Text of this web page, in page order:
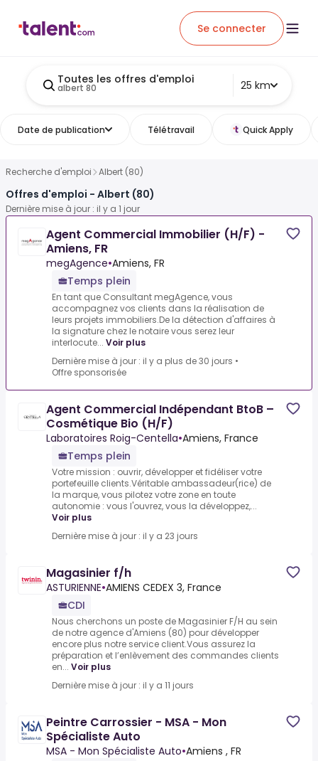
Se connecter
Toutes les offres d'emploi
albert 80 25 km
Date de publication Télétravail Quick Apply
Recherche d'emploi Albert (80)
Offres d'emploi - Albert (80)
Dernière mise à jour : il y a 1 jour
Agent Commercial Immobilier (H/F) -
Amiens, FR
megAgence•Amiens, FR
Temps plein
En tant que Consultant megAgence, vous
accompagnez vos clients dans la réalisation de
leurs projets immobiliers.De la détection d'affaires à
la signature chez le notaire vous serez leur
interlocute... Voir plus
Dernière mise à jour : il y a plus de 30 jours •
Offre sponsorisée
Agent Commercial Indépendant BtoB –
Cosmétique Bio (H/F)
Laboratoires Roig-Centella•Amiens, France
Temps plein
Votre mission : ouvrir, développer et fidéliser votre
portefeuille clients.Véritable ambassadeur(rice) de
la marque, vous pilotez votre zone en toute
autonomie : vous l'ouvrez, vous la développez,...
Voir plus
Dernière mise à jour : il y a 23 jours
Magasinier f/h
ASTURIENNE•AMIENS CEDEX 3, France
CDI
Nous cherchons un poste de Magasinier F/H au sein
de notre agence d'Amiens (80) pour développer
encore plus notre service client.Vous assurez la
préparation et l’enlèvement des commandes clients
en... Voir plus
Dernière mise à jour : il y a 11 jours
Peintre Carrossier - MSA - Mon
Spécialiste Auto
MSA - Mon Spécialiste Auto•Amiens , FR